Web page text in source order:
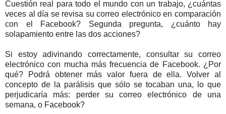
Cuestión real para todo el mundo con un trabajo, ¿cuántas
veces al día se revisa su correo electrónico en comparación
con el Facebook? Segunda pregunta, ¿cuánto hay
solapamiento entre las dos acciones?
Si estoy adivinando correctamente, consultar su correo
electrónico con mucha más frecuencia de Facebook. ¿Por
qué? Podrá obtener más valor fuera de ella. Volver al
concepto de la parálisis que sólo se tocaban una, lo que
perjudicaría más: perder su correo electrónico de una
semana, o Facebook?